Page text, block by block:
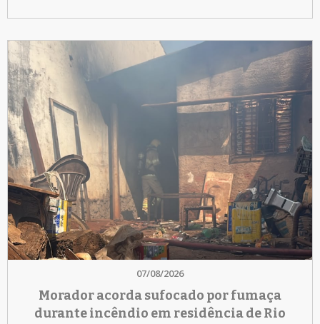
07/08/2026
Morador acorda sufocado por fumaça
durante incêndio em residência de Rio